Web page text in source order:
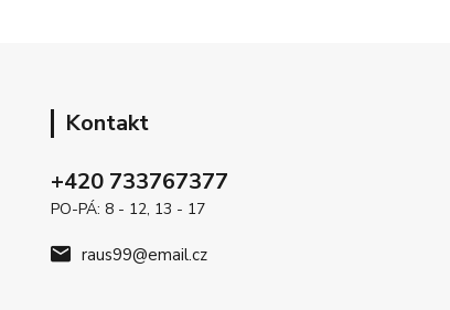
Kontakt
+420 733767377
PO-PÁ: 8 - 12, 13 - 17
raus99@email.cz